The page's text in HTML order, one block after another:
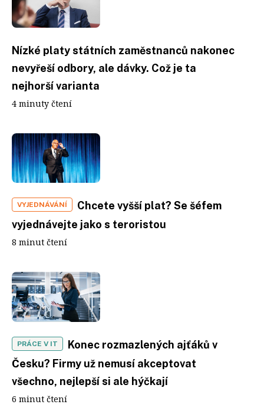
Nízké platy státních zaměstnanců nakonec
nevyřeší odbory, ale dávky. Což je ta
nejhorší varianta
4 minuty čtení
VYJEDNÁVÁNÍ
Chcete vyšší plat? Se šéfem
vyjednávejte jako s teroristou
8 minut čtení
PRÁCE V IT
Konec rozmazlených ajťáků v
Česku? Firmy už nemusí akceptovat
všechno, nejlepší si ale hýčkají
6 minut čtení